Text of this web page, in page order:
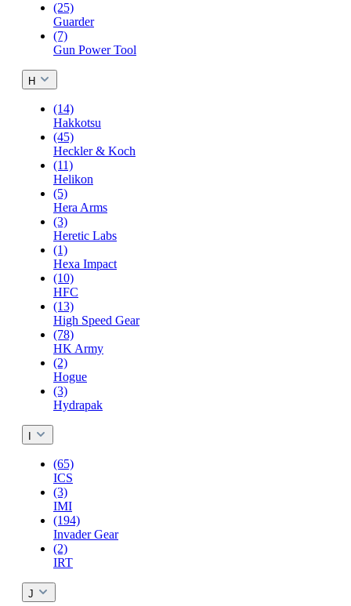
(25)
Guarder
(7)
Gun Power Tool
H
(14)
Hakkotsu
(45)
Heckler & Koch
(11)
Helikon
(5)
Hera Arms
(3)
Heretic Labs
(1)
Hexa Impact
(10)
HFC
(13)
High Speed Gear
(78)
HK Army
(2)
Hogue
(3)
Hydrapak
I
(65)
ICS
(3)
IMI
(194)
Invader Gear
(2)
IRT
J